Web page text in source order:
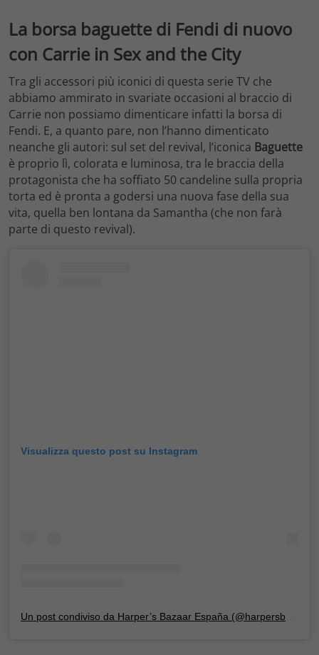
La borsa baguette di Fendi di nuovo
con Carrie in Sex and the City
Tra gli accessori più iconici di questa serie TV che
abbiamo ammirato in svariate occasioni al braccio di
Carrie non possiamo dimenticare infatti la borsa di
Fendi. E, a quanto pare, non l’hanno dimenticato
neanche gli autori: sul set del revival, l’iconica Baguette
è proprio lì, colorata e luminosa, tra le braccia della
protagonista che ha soffiato 50 candeline sulla propria
torta ed è pronta a godersi una nuova fase della sua
vita, quella ben lontana da Samantha (che non farà
parte di questo revival).
Visualizza questo post su Instagram